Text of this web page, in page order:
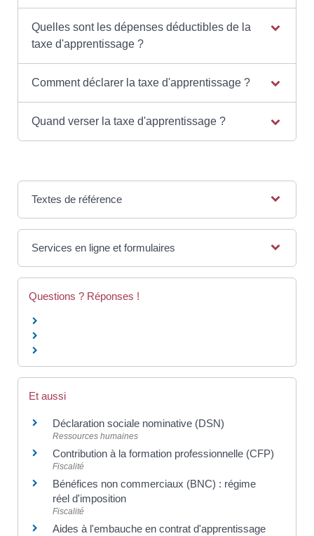
Quelles sont les dépenses déductibles de la
taxe d'apprentissage ?
Comment déclarer la taxe d'apprentissage ?
Quand verser la taxe d'apprentissage ?
Textes de référence
Services en ligne et formulaires
Questions ? Réponses !
Et aussi
Déclaration sociale nominative (DSN)
Ressources humaines
Contribution à la formation professionnelle (CFP)
Fiscalité
Bénéfices non commerciaux (BNC) : régime
réel d'imposition
Fiscalité
Aides à l'embauche en contrat d'apprentissage